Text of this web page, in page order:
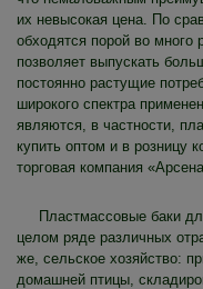
их невысокая цена. По
обходятся порой во
позволяет выпускать
постоянно растущие
широкого спектра
являются, в частности,
купить оптом и в розницу
торговая компания
Пластмассовые баки
целом ряде различных
же, сельское хозяйство:
домашней птицы,